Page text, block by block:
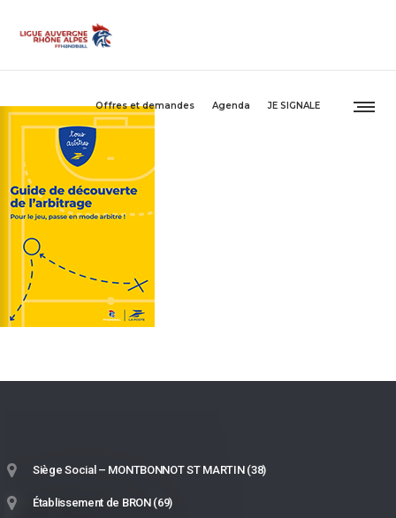
Offres et demandes Agenda JE SIGNALE
Siège Social – MONTBONNOT ST MARTIN (38)
Établissement de BRON (69)